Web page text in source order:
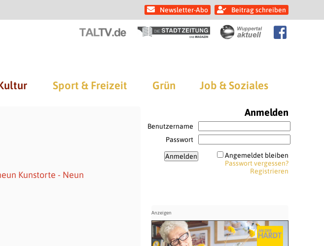
Newsletter-Abo Beitrag schreiben
Sport & Freizeit Grün Job & Soziales
Kunstorte - Neun
Anmelden
Benutzername
Passwort
Angemeldet bleiben
Passwort vergessen?
Registrieren